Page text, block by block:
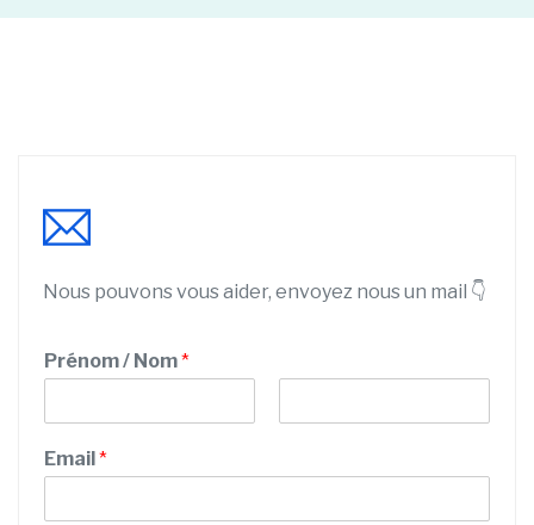
Nous pouvons vous aider, envoyez nous un mail 👇
P
o
t
l
r
Prénom / Nom*
r
é
Email*